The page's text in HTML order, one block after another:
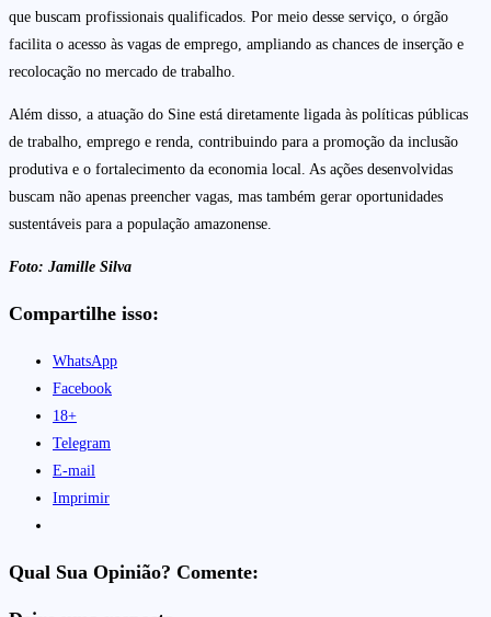
que buscam profissionais qualificados. Por meio desse serviço, o órgão
facilita o acesso às vagas de emprego, ampliando as chances de inserção e
recolocação no mercado de trabalho.
Além disso, a atuação do Sine está diretamente ligada às políticas públicas
de trabalho, emprego e renda, contribuindo para a promoção da inclusão
produtiva e o fortalecimento da economia local. As ações desenvolvidas
buscam não apenas preencher vagas, mas também gerar oportunidades
sustentáveis para a população amazonense.
Foto: Jamille Silva
Compartilhe isso:
WhatsApp
Facebook
18+
Telegram
E-mail
Imprimir
Qual Sua Opinião? Comente: